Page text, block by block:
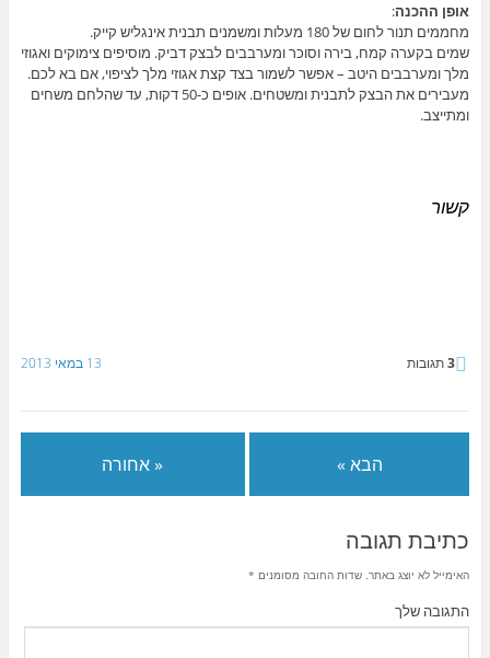
אופן ההכנה:
מחממים תנור לחום של 180 מעלות ומשמנים תבנית אינגליש קייק.
שמים בקערה קמח, בירה וסוכר ומערבבים לבצק דביק. מוסיפים צימוקים ואגוזי
מלך ומערבבים היטב – אפשר לשמור בצד קצת אגוזי מלך לציפוי, אם בא לכם.
מעבירים את הבצק לתבנית ומשטחים. אופים כ-50 דקות, עד שהלחם משחים
ומתייצב.
קשור
13 במאי 2013 3תגובות
« אחורה הבא »
כתיבת תגובה
האימייל לא יוצג באתר.שדות החובה מסומנים *
התגובה שלך